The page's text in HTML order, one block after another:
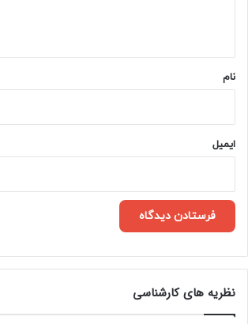
نام
ایمیل
نظریه های کارشناسی